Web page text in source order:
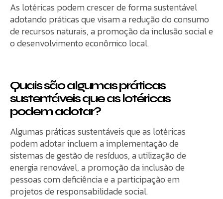
As lotéricas podem crescer de forma sustentável
adotando práticas que visam a redução do consumo
de recursos naturais, a promoção da inclusão social e
o desenvolvimento econômico local.
Quais são algumas práticas
sustentáveis que as lotéricas
podem adotar?
Algumas práticas sustentáveis que as lotéricas
podem adotar incluem a implementação de
sistemas de gestão de resíduos, a utilização de
energia renovável, a promoção da inclusão de
pessoas com deficiência e a participação em
projetos de responsabilidade social.